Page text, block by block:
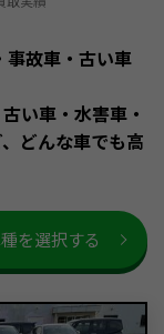
事故車・古い車
い車・水害車・
どんな車でも高
を選択する